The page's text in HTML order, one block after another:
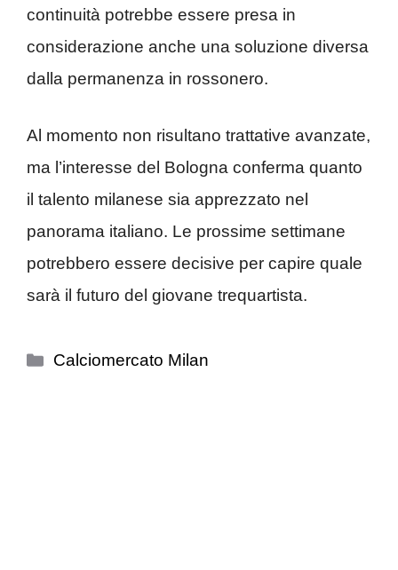
continuità potrebbe essere presa in
considerazione anche una soluzione diversa
dalla permanenza in rossonero.
Al momento non risultano trattative avanzate,
ma l’interesse del Bologna conferma quanto
il talento milanese sia apprezzato nel
panorama italiano. Le prossime settimane
potrebbero essere decisive per capire quale
sarà il futuro del giovane trequartista.
Categorie
Calciomercato Milan